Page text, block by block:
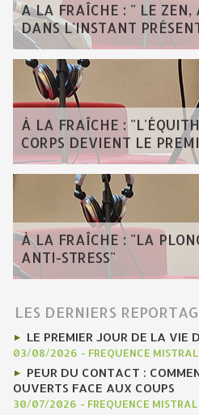
A LA FRAÎCHE : " LE ZEN,
DANS L'INSTANT
À LA FRAÎCHE :
CORPS DEVIENT LE
À LA FRAÎCHE : "LA
ANTI-STRESS"
LES DERNIERS
LE PREMIER JOUR DE LA VIE
03/08/2026 - FREQUENCE
PEUR DU CONTACT :
OUVERTS FACE AUX COUPS
30/07/2026 - FREQUENCE